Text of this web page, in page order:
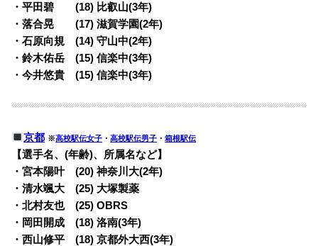
・平田碧 (18) 比叡山(3年)
・落合晃 (17) 滋賀学園(2年)
・石原向規 (14) 守山中(2年)
・鈴木佑岳 (15) 信楽中(3年)
・今井悠貴 (15) 信楽中(3年)
京都 ※高校駅伝女子 ・高校駅伝男子 ・箱根駅伝
【選手名、(年齢)、所属名など】
・宮本陽叶 (20) 神奈川大(2年)
・清水颯大 (25) 大塚製薬
・北村友也 (25) OBRS
・岡田開成 (18) 洛南(3年)
・西山修平 (18) 京都外大西(3年)